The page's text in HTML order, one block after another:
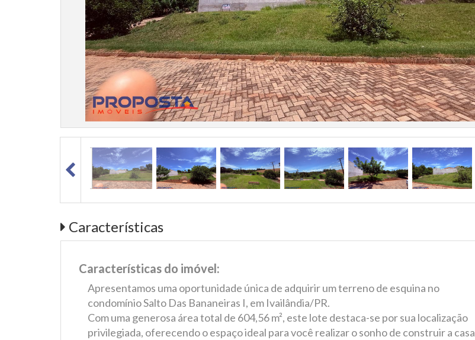
Características
Características do imóvel:
Apresentamos uma oportunidade única de adquirir um terreno de esquina no
condomínio Salto Das Bananeiras I, em Ivailândia/PR.
Com uma generosa área total de 604,56 m², este lote destaca-se por sua localização
privilegiada, oferecendo o espaço ideal para você realizar o sonho de construir a casa